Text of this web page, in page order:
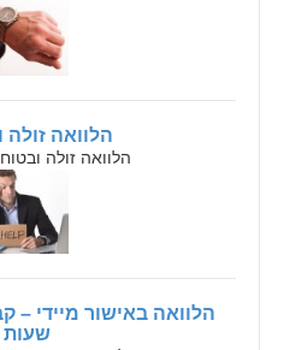
הלוואה זולה
הלוואה זולה
שעות